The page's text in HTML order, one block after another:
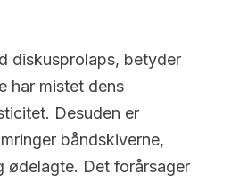
diskusprolaps, betyder
har mistet dens
Desuden er
båndskiverne,
ødelagte. Det forårsager